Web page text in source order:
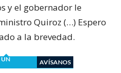
y el gobernador le
Quiroz (…) Espero
a la brevedad.
UN
AVÍSANOS